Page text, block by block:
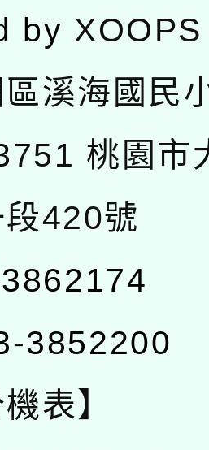
by XOOPS
溪海國民
桃園市
420號
3852200
表】